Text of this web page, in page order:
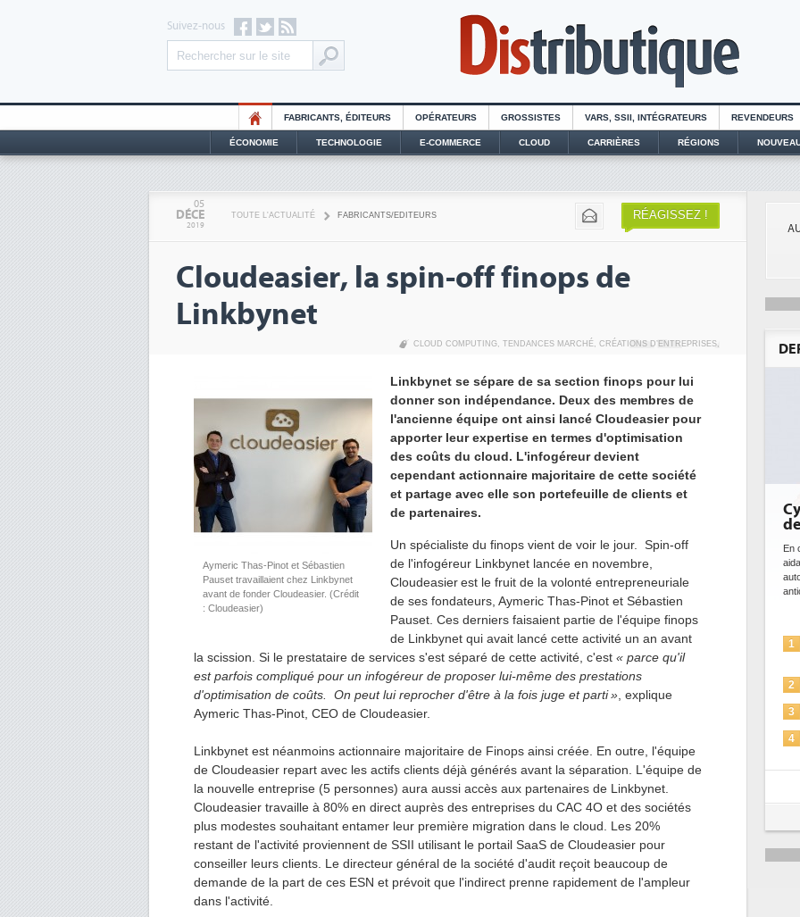
Suivez-nous
FABRICANTS, ÉDITEURS OPÉRATEURS GROSSISTES VARS, SSII, INTÉGRATEURS REVENDEURS
ÉCONOMIE TECHNOLOGIE E-COMMERCE CLOUD CARRIÈRES RÉGIONS
05
DÉCE
2019
TOUTE L'ACTUALITÉ FABRICANTS/EDITEURS RÉAGISSEZ !
Cloudeasier, la spin-off finops de
Linkbynet
CLOUD COMPUTING, TENDANCES MARCHÉ, CRÉATIONS D’ENTREPRISES,
Aymeric Thas-Pinot et Sébastien
Pauset travaillaient chez Linkbynet
avant de fonder Cloudeasier. (Crédit
: Cloudeasier)
Linkbynet se sépare de sa section finops pour lui
donner son indépendance. Deux des membres de
l'ancienne équipe ont ainsi lancé Cloudeasier pour
apporter leur expertise en termes d'optimisation
des coûts du cloud. L'infogéreur devient
cependant actionnaire majoritaire de cette société
et partage avec elle son portefeuille de clients et
de partenaires.
Un spécialiste du finops vient de voir le jour. Spin-off
de l'infogéreur Linkbynet lancée en novembre,
Cloudeasierest le fruit de la volonté entrepreneuriale
de ses fondateurs, Aymeric Thas-Pinot et Sébastien
Pauset. Ces derniers faisaient partie de l'équipe finops
de Linkbynet qui avait lancé cette activité un an avant
la scission. Si le prestataire de services s'est séparé de cette activité, c'est « parce qu'il
est parfois compliqué pour un infogéreur de proposer lui-même des prestations
d'optimisation de coûts. On peut lui reprocher d'être à la fois juge et parti » , explique
Aymeric Thas-Pinot, CEO de Cloudeasier.
Linkbynet est néanmoins actionnaire majoritaire de Finops ainsi créée. En outre, l'équipe
de Cloudeasier repart avec les actifs clients déjà générés avant la séparation. L'équipe de
la nouvelle entreprise (5 personnes) aura aussi accès aux partenaires de Linkbynet.
Cloudeasier travaille à 80% en direct auprès des entreprises du CAC 4O et des sociétés
plus modestes souhaitant entamer leur première migration dans le cloud. Les 20%
restant de l'activité proviennent de SSII utilisant le portail SaaS de Cloudeasier pour
conseiller leurs clients. Le directeur général de la société d'audit reçoit beaucoup de
demande de la part de ces ESN et prévoit que l'indirect prenne rapidement de l'ampleur
dans l'activité.
Cybersécurité, le double
En cybersécurité, l'IA joue un double rôle : le
aidant à détecter et à prévenir les menaces, à
automatiser les processus de sécurité, à
anticiper les...
1
L'IA, déjà bien présente dans les
solutions de sécurité et...
La sécurité des IA en question
IA et conformité : un défi crucial
pour les entreprises
Une IA de confiance pour une IA
plus sûre ?